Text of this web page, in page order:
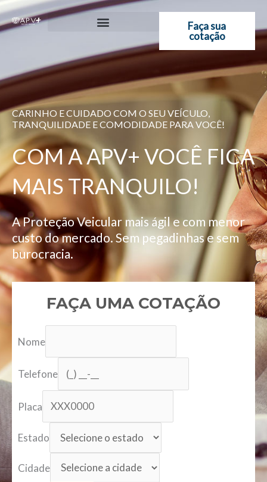
Ir
para
Faça sua
cotação
CARINHO E CUIDADO COM O SEU VEÍCULO,
TRANQUILIDADE E COMODIDADE PARA VOCÊ!
COM A APV+ VOCÊ FICA
MAIS TRANQUILO!
A Proteção Veicular mais ágil e com menor
custo do mercado. Sem pegadinhas e sem
burocracia.
FAÇA UMA COTAÇÃO
Nome
Telefone
Placa
Estado
Cidade